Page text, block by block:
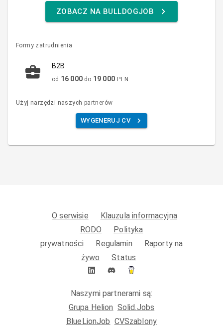
ZOBACZ NA BULLDOGJOB
Formy zatrudnienia
B2B
od 16 000 do 19 000 PLN
Użyj narzędzi naszych partnerów
WYGENERUJ CV
O serwisie
Klauzula informacyjna
RODO
Polityka
prywatności
Regulamin
Raporty na
żywo
Status
Naszymi partnerami są:
Grupa Helion Solid.Jobs
BlueLionJob CVSzablony